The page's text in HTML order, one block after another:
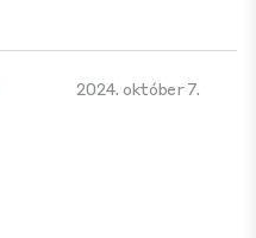
2024. október 7.